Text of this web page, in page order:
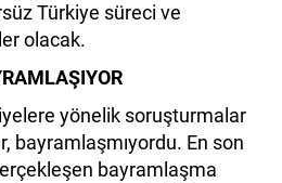
Türkiye süreci ve
olacak.
yönelik soruşturmalar
bayramlaşmıyordu. En son
bayramlaşma